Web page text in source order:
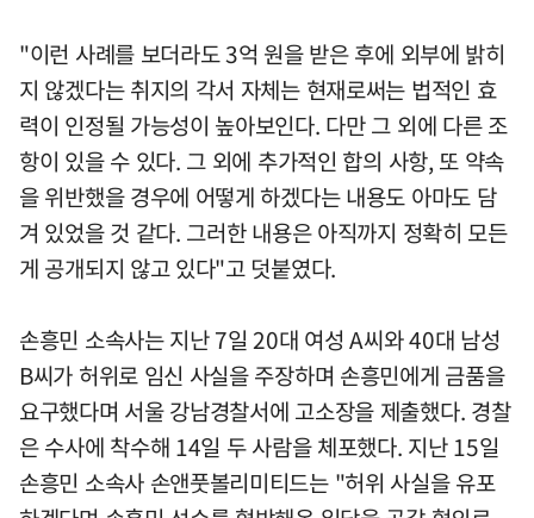
"이런 사례를 보더라도 3억 원을 받은 후에 외부에 밝히
지 않겠다는 취지의 각서 자체는 현재로써는 법적인 효
력이 인정될 가능성이 높아보인다. 다만 그 외에 다른 조
항이 있을 수 있다. 그 외에 추가적인 합의 사항, 또 약속
을 위반했을 경우에 어떻게 하겠다는 내용도 아마도 담
겨 있었을 것 같다. 그러한 내용은 아직까지 정확히 모든
게 공개되지 않고 있다"고 덧붙였다.
손흥민 소속사는 지난 7일 20대 여성 A씨와 40대 남성
B씨가 허위로 임신 사실을 주장하며 손흥민에게 금품을
요구했다며 서울 강남경찰서에 고소장을 제출했다. 경찰
은 수사에 착수해 14일 두 사람을 체포했다. 지난 15일
손흥민 소속사 손앤풋볼리미티드는 "허위 사실을 유포